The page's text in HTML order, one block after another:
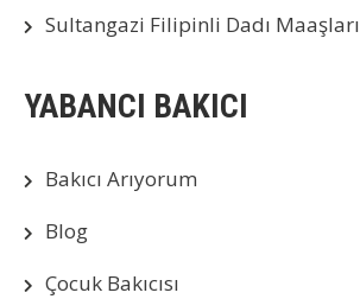
Sultangazi Filipinli Dadı Maaşları
YABANCI BAKICI
Bakıcı Arıyorum
Blog
Çocuk Bakıcısı